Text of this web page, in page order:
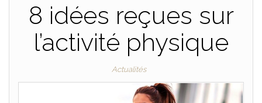
8 idées reçues sur
l’activité physique
Actualités